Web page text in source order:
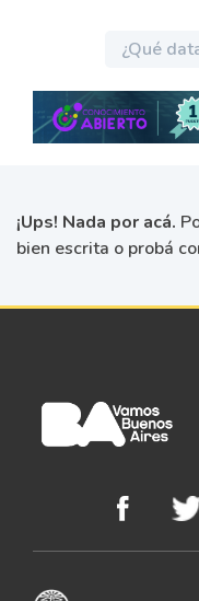
¡Ups! Nada por acá.
bien escrita o probá